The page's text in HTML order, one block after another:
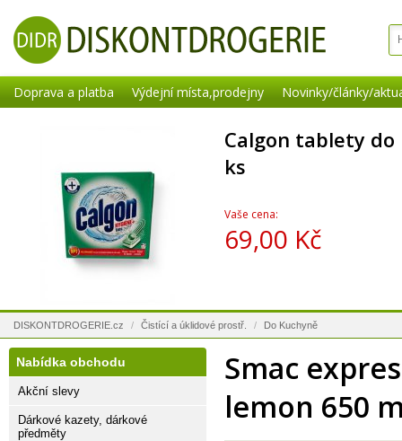
Doprava a platba Výdejní místa,prodejny Novinky/články/
Calgon tablety do
ks
Vaše cena:
69,00 Kč
DISKONTDROGERIE.cz / Čistící a úklidové prostř. / Do Kuchyně
Smac
lemon 650
Nabídka obchodu
Akční slevy
Dárkové kazety, dárkové
předměty